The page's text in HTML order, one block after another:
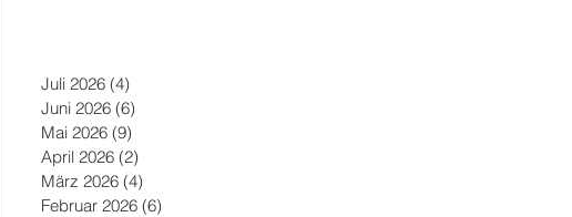
Juli 2026 (4)
Juni 2026 (6)
Mai 2026 (9)
April 2026 (2)
März 2026 (4)
Februar 2026 (6)